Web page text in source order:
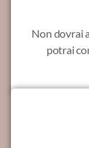
Non dovrai
potrai